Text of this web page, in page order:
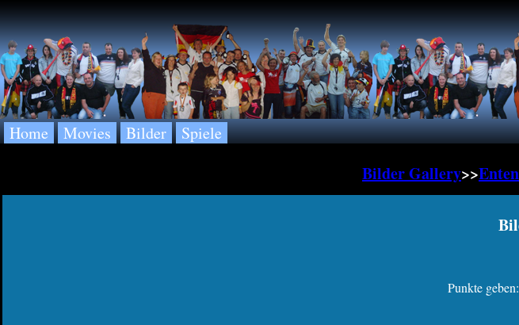
Home Movies Bilder Spiele
Bilder Gallery>>
Punkte geben: